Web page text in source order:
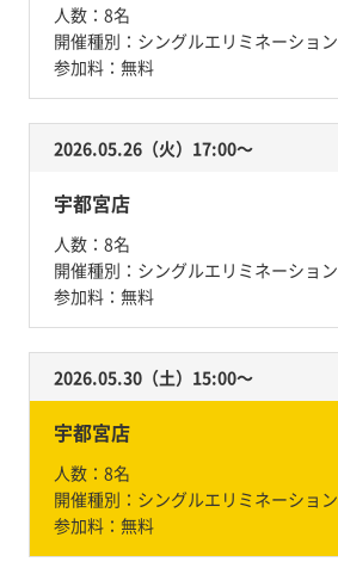
人数： 8名
開催種別： シングルエリミネーション
参加料： 無料
2026.05.26（火）17:00〜
宇都宮店
人数： 8名
開催種別： シングルエリミネーション
参加料： 無料
2026.05.30（土）15:00〜
宇都宮店
人数： 8名
開催種別： シングルエリミネーション
参加料： 無料